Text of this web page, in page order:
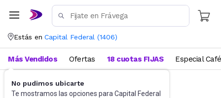
Estás en Capital Federal (1406)
No pudimos ubicarte
Te mostramos las opciones para Capital Federal
Más Vendidos Ofertas 18 cuotas FIJAS Especial Café
Accesorios Anteojos de sol